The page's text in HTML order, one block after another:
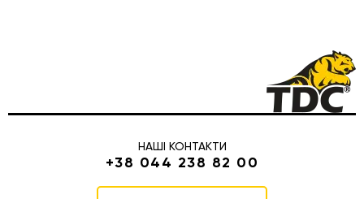
НАШІ КОНТАКТИ
+38 044 238 82 00